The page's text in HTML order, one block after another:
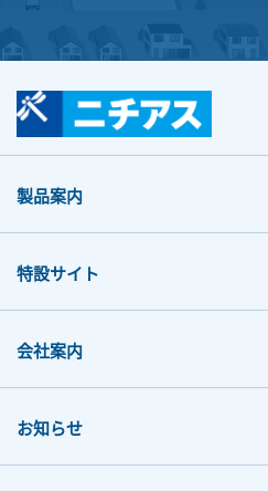
製品案内
特設サイト
会社案内
お知らせ